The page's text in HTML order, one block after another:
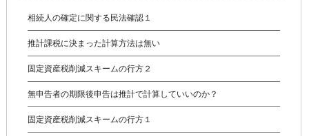
相続人の確定に関する民法確認１
推計課税に決まった計算方法は無い
固定資産税削減スキームの行方２
無申告者の期限後申告は推計で計算していいのか？
固定資産税削減スキームの行方１